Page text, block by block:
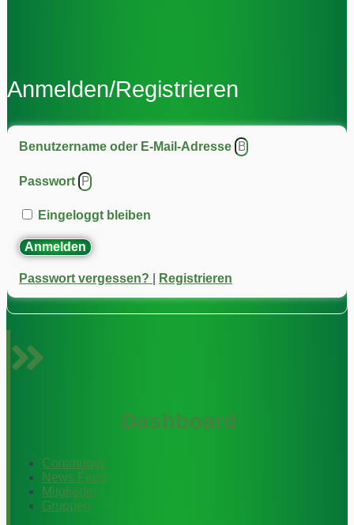
Anmelden/Registrieren
Benutzername oder E-Mail-Adresse
Passwort
Eingeloggt bleiben
Anmelden
Passwort vergessen? Registrieren
Dashboard
Community
News Feed
Mitglieder
Gruppen